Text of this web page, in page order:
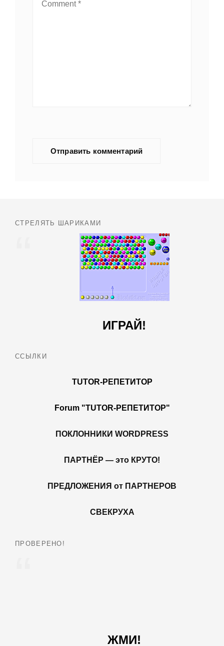
СТРЕЛЯТЬ ШАРИКАМИ
ИГРАЙ!
ССЫЛКИ
TUTOR-РЕПЕТИТОР
Forum "TUTOR-РЕПЕТИТОР"
ПОКЛОННИКИ WORDPRESS
ПАРТНЁР — это КРУТО!
ПРЕДЛОЖЕНИЯ от ПАРТНЕРОВ
СВЕКРУХА
ПРОВЕРЕНО!
ЖМИ!